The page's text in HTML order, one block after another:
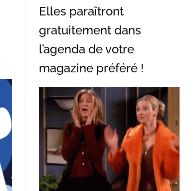
Elles paraîtront
gratuitement dans
l’agenda de votre
magazine préféré !